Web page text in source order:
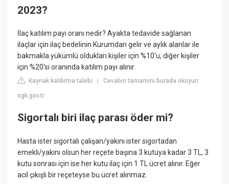
2023?
İlaç katılım payı oranı nedir? Ayakta tedavide sağlanan
ilaçlar için ilaç bedelinin Kurumdan gelir ve aylık alanlar ile
bakmakla yükümlü oldukları kişiler için %10'u, diğer kişiler
için %20'si oranında katılım payı alınır.
Kaynak kaldırma talebi |Cevabın tamamını burada okuyun:
sgk.gov.tr
Sigortalı biri ilaç parası öder mi?
Hasta ister sigortalı çalışan/yakını ister sigortadan
emekli/yakını olsun her reçete başına 3 kutuya kadar 3 TL, 3
kutu sonrası için ise her kutu ilaç için 1 TL ücret alınır. Eğer
acil çıkışlı bir reçeteyse bu ücret alınmaz.